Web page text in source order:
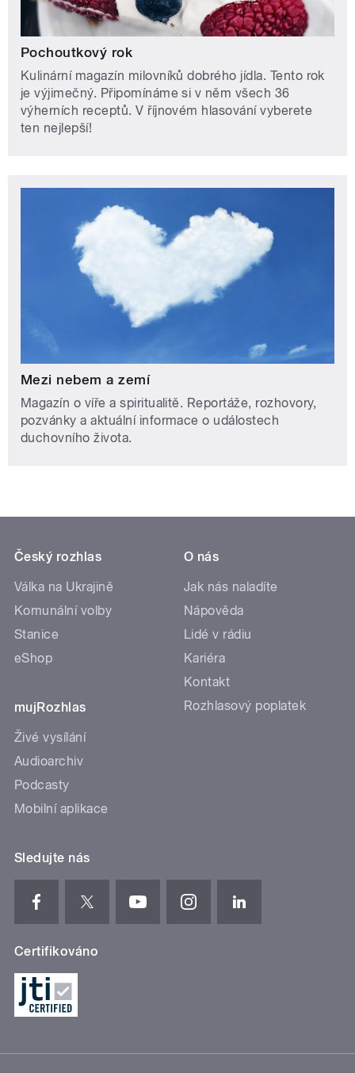
Pochoutkový rok
Kulinární magazín milovníků dobrého jídla. Tento rok
je výjimečný. Připomínáme si v něm všech 36
výherních receptů. V říjnovém hlasování vyberete
ten nejlepší!
Mezi nebem a zemí
Magazín o víře a spiritualitě. Reportáže, rozhovory,
pozvánky a aktuální informace o událostech
duchovního života.
Český rozhlas
Válka na Ukrajině
Komunální volby
Stanice
eShop
mujRozhlas
Živé vysílání
Audioarchiv
Podcasty
Mobilní aplikace
O nás
Jak nás naladíte
Nápověda
Lidé v rádiu
Kariéra
Kontakt
Rozhlasový poplatek
Sledujte nás
Certifikováno